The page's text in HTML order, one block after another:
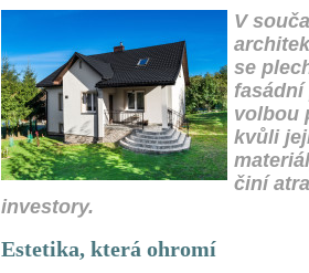
V
se
volbou
kvůli
činí
investory.
Estetika, která ohromí